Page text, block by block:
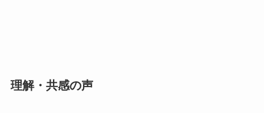
理解・共感の声